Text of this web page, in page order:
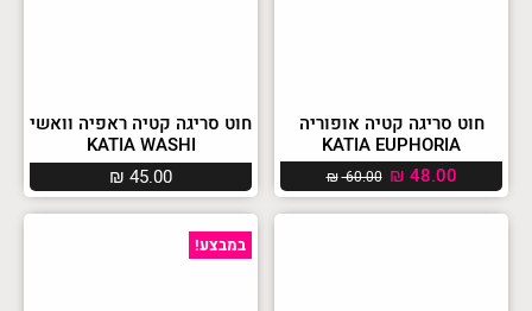
חוט סריגה קטיה אופוריה
KATIA EUPHORIA
₪60.00 ₪ 48.00
חוט סריגה קטיה ראפיה וואשי
KATIA WASHI
₪ 45.00
במבצע!